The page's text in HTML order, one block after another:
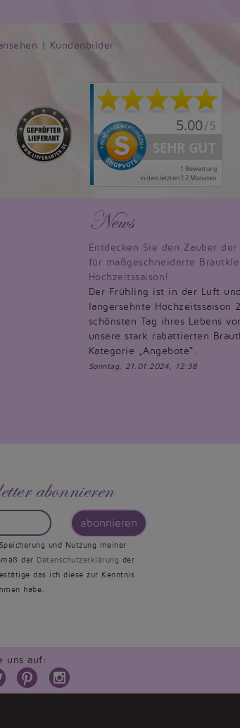
| Kundenbilder
News
Entdecken Sie den Zauber
für maßgeschneiderte
Hochzeitssaison!
Der Frühling ist in der Luft
langersehnte
schönsten Tag ihres Lebens
unsere stark rabattierten
Kategorie „Angebote“.
Sonntag, 21.01.2024, 12:38
abonnieren
abonnieren
und Nutzung meiner
der Datenschutzerklärung der
das ich diese zur Kenntnis
habe.
uns auf: